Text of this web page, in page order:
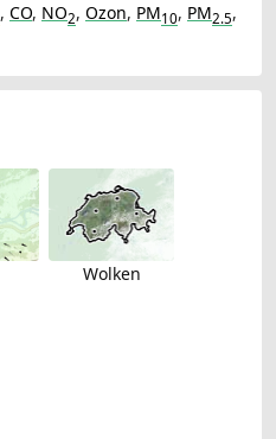
, CO, NO2, Ozon, PM10, PM2.5,
Wolken